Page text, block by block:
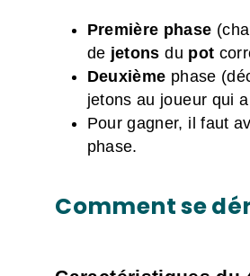
Première phase
de jetons du pot
Deuxième phase
jetons au joueur qui
Pour gagner, il faut
phase.
Comment se